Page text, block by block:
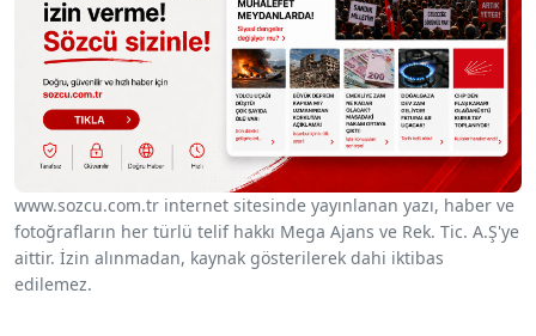
www.sozcu.com.tr internet sitesinde yayınlanan yazı, haber ve
fotoğrafların her türlü telif hakkı Mega Ajans ve Rek. Tic. A.Ş'ye
aittir. İzin alınmadan, kaynak gösterilerek dahi iktibas
edilemez.